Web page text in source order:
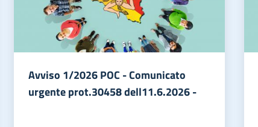
Avviso 1/2026 POC - Comunicato
urgente prot.30458 dell11.6.2026 -